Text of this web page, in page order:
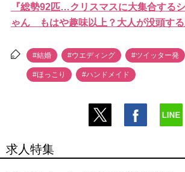
『総勢92匹…クリスマスに大集合する
ゃん もはや趣味以上？大人が没頭す
#結婚 #ウエディング #ツイッター発
#ほっこり #ハンドメイド
求人特集